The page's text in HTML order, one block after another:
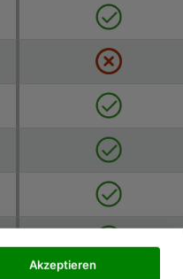
Akzeptieren